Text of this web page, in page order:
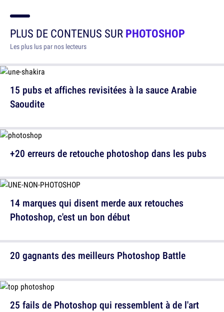
PLUS DE CONTENUS SURPHOTOSHOP
Les plus lus par nos lecteurs
15 pubs et affiches revisitées à la sauce Arabie
Saoudite
14 marques qui disent merde aux retouches
Photoshop, c'est un bon début
25 fails de Photoshop qui ressemblent à de l'art
+20 erreurs de retouche photoshop dans les pubs
20 gagnants des meilleurs Photoshop Battle